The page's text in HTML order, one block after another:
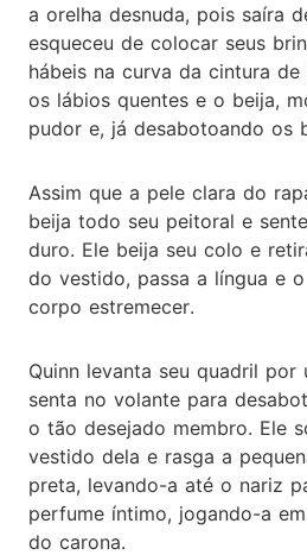
a orelha desnuda, pois saíra
esqueceu de colocar seus
hábeis na curva da cintura de
os lábios quentes e o beija,
pudor e, já desabotoando os
Assim que a pele clara do
beija todo seu peitoral e
duro. Ele beija seu colo e
do vestido, passa a língua e
corpo estremecer.
Quinn levanta seu quadril por
senta no volante para
o tão desejado membro. Ele
vestido dela e rasga a
preta, levando-a até o nariz
perfume íntimo, jogando-a
do carona.